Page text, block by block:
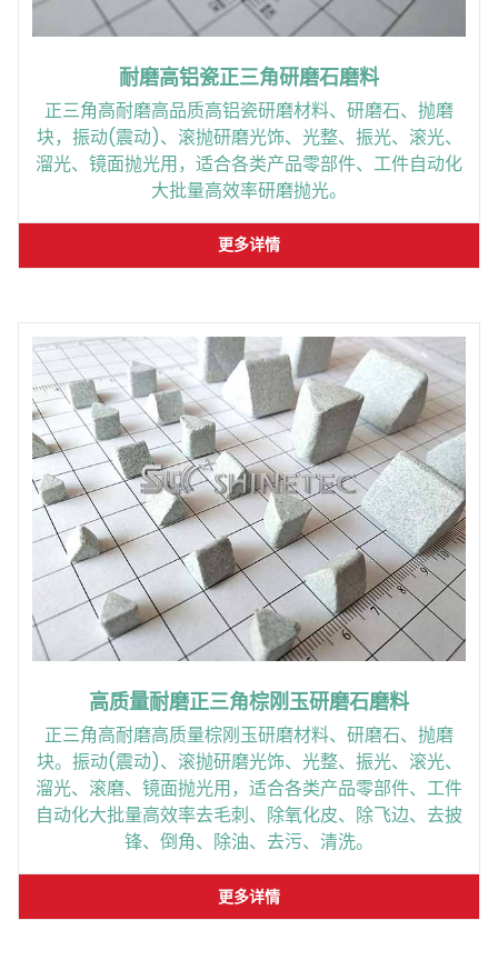
耐磨高铝瓷正三角研磨石磨料
正三角高耐磨高品质高铝瓷研磨材料、研磨石、抛磨
块，振动(震动)、滚抛研磨光饰、光整、振光、滚光、
溜光、镜面抛光用，适合各类产品零部件、工件自动化
大批量高效率研磨抛光。
更多详情
高质量耐磨正三角棕刚玉研磨石磨料
正三角高耐磨高质量棕刚玉研磨材料、研磨石、抛磨
块。振动(震动)、滚抛研磨光饰、光整、振光、滚光、
溜光、滚磨、镜面抛光用，适合各类产品零部件、工件
自动化大批量高效率去毛刺、除氧化皮、除飞边、去披
锋、倒角、除油、去污、清洗。
更多详情